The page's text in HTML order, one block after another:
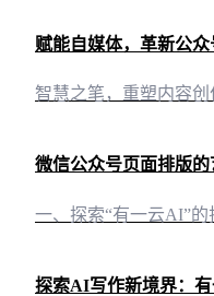
赋能自媒体，革新公
微信公众号页面排版的
探索AI写作新境界：